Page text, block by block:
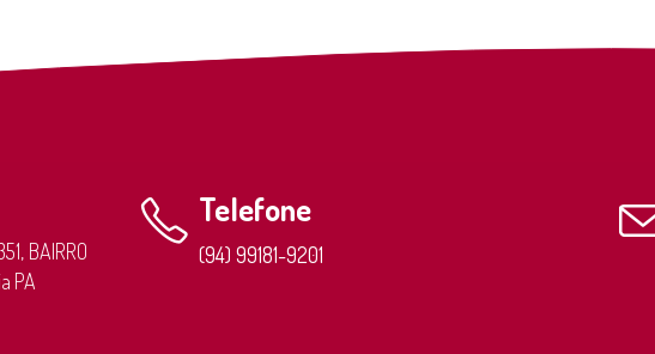
BAIRRO
PA
Telefone
(94) 99181-9201